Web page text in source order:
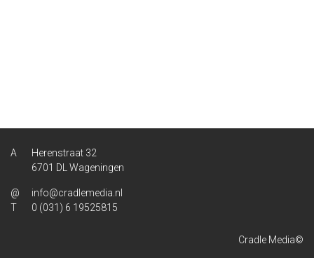
Herenstraat 32
6701 DL Wageningen
info@cradlemedia.nl
0 (031) 6 19525815
Cradle Media©